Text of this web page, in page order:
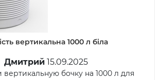
1000 л біла
15.09.2025
бочку на 1000 л для
Купили